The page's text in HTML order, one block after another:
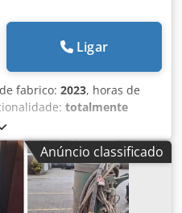
Ligar
fabrico: 2023, horas de
totalmente
mm Dimensões em
x 12.268 mm (C x L x A)
de inclinação: 12.268 mm
do motor: Cat C2.8 Peso
de transporte: 16.078 x
Anúncio classificado